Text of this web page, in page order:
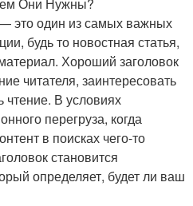
Они Нужны?
это один из самых важных
будь то новостная статья,
Хороший заголовок
читателя, заинтересовать
чтение. В условиях
перегруза, когда
в поисках чего-то
становится
определяет, будет ли ваш